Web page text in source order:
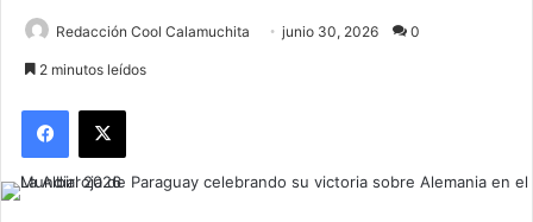
Redacción Cool Calamuchita junio 30, 2026 0
2 minutos leídos
Facebook
X